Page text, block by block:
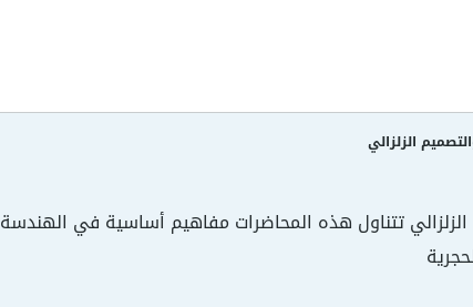
الزلزالي
تتناول هذه المحاضرات مفاهيم أساسية في الهندسة